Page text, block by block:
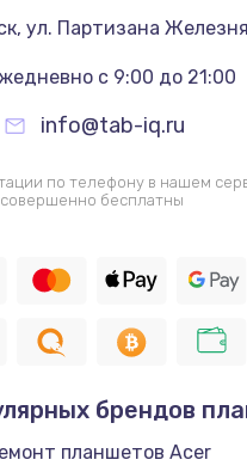
, ул. Партизана
с 9:00 до 21:00
info@tab-iq.ru
по телефону в нашем
совершенно бесплатны
брендов
планшетов Acer